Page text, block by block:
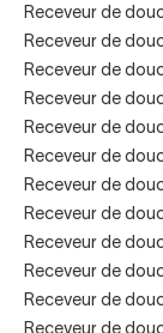
Effet pierre
Effet
Effet bois
Cela permet une
styles de salle
Pourquoi
Receveur de
Receveur de
Receveur de
Receveur de
Receveur de
Receveur de
Receveur de
Receveur de
Receveur de
Receveur de
Receveur de
Receveur de